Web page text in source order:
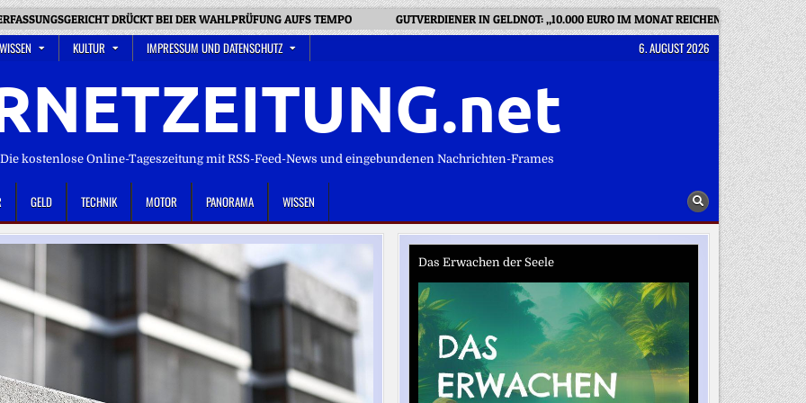
DRÜCKT BEI DER WAHLPRÜFUNG AUFS TEMPO GUTVERDIENER IN GELDNOT: „10.000 EURO IM MONAT REICHEN NICHT – WAS
KULTUR IMPRESSUM UND DATENSCHUTZ 6. AUGUST 2026
kostenlose Online-Tageszeitung mit RSS-Feed-News und eingebundenen Nachrichten-Frames
GELD TECHNIK MOTOR PANORAMA WISSEN
Das Erwachen der Seele